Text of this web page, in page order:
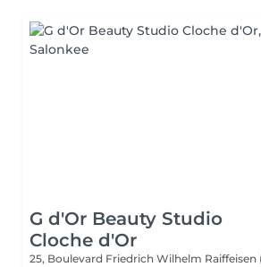
G d'Or Beauty Studio
Cloche d'Or
25, Boulevard Friedrich Wilhelm Raiffeisen